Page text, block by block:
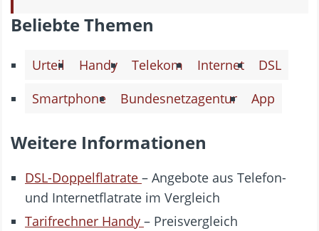
Beliebte Themen
Urteil Handy Telekom Internet
DSL
Smartphone
Bundesnetzagentur App
Weitere Informationen
DSL-Doppelflatrate – Angebote aus Telefon-
und Internetflatrate im Vergleich
Tarifrechner Handy – Preisvergleich